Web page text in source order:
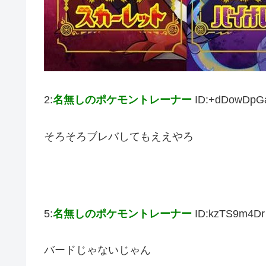
2:名無しのポケモントレーナー
そろそろブレバしてもええやろ
5:名無しのポケモントレーナー ID:kzTS9m4Dr
バードじゃないじゃん